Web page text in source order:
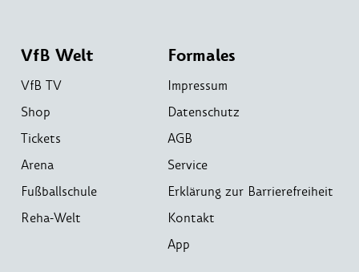
VfB Welt
VfB TV
Shop
Tickets
Arena
Fußballschule
Reha-Welt
Formales
Impressum
Datenschutz
AGB
Service
Erklärung zur Barrierefreiheit
Kontakt
App